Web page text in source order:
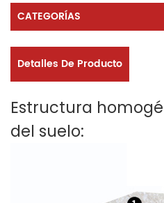
CATEGORÍAS
Detalles De Producto
Estructura
del suelo: